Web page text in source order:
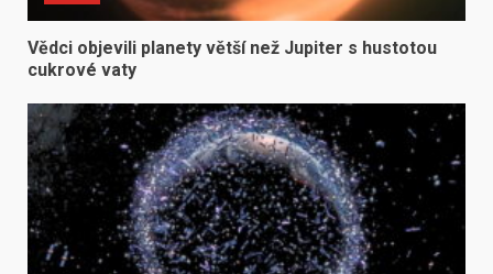
Vědci objevili planety větší než Jupiter s hustotou
cukrové vaty